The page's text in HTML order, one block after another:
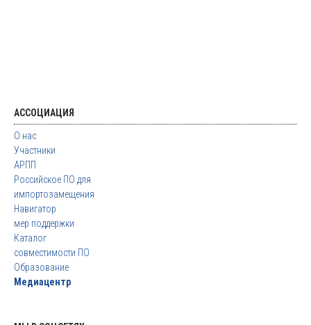
АССОЦИАЦИЯ
О нас
Участники
АРПП
Российское ПО для
импортозамещения
Навигатор
мер поддержки
Каталог
совместимости ПО
Образование
Медиацентр